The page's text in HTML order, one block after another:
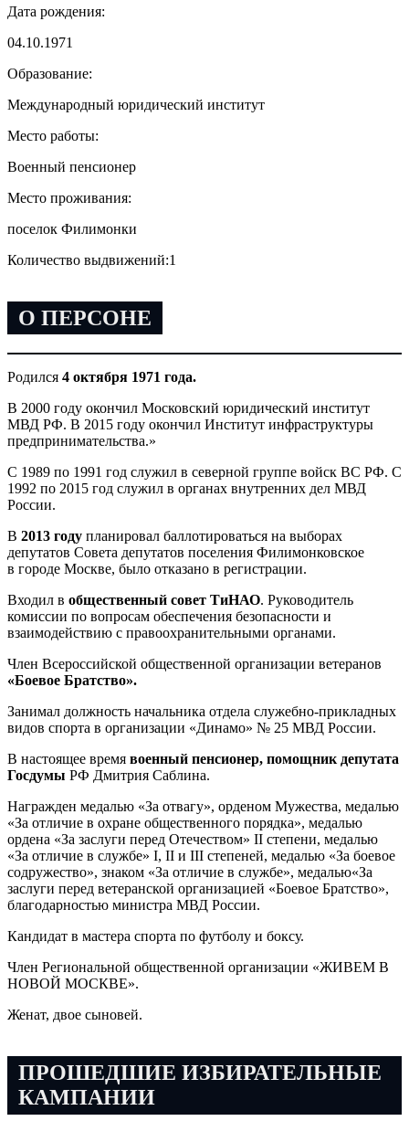
Дата рождения:
04.10.1971
Образование:
Международный юридический институт
Место работы:
Военный пенсионер
Место проживания:
поселок Филимонки
Количество выдвижений:1
О ПЕРСОНЕ
Родился 4 октября 1971 года.
В 2000 году окончил Московский юридический институт
МВД РФ. В 2015 году окончил Институт инфраструктуры
предпринимательства.»
С 1989 по 1991 год служил в северной группе войск ВС РФ. С
1992 по 2015 год служил в органах внутренних дел МВД
России.
В 2013 году планировал баллотироваться на выборах
депутатов Совета депутатов поселения Филимонковское
в городе Москве, было отказано в регистрации.
Входил в общественный совет ТиНАО. Руководитель
комиссии по вопросам обеспечения безопасности и
взаимодействию с правоохранительными органами.
Член Всероссийской общественной организации ветеранов
«Боевое Братство».
Занимал должность начальника отдела служебно-прикладных
видов спорта в организации «Динамо» № 25 МВД России.
В настоящее время военный пенсионер, помощник депутата
Госдумы РФ Дмитрия Саблина.
Награжден медалью «За отвагу», орденом Мужества, медалью
«За отличие в охране общественного порядка», медалью
ордена «За заслуги перед Отечеством» II степени, медалью
«За отличие в службе» I, II и III степеней, медалью «За боевое
содружество», знаком «За отличие в службе», медалью«За
заслуги перед ветеранской организацией «Боевое Братство»,
благодарностью министра МВД России.
Кандидат в мастера спорта по футболу и боксу.
Член Региональной общественной организации «ЖИВЕМ В
НОВОЙ МОСКВЕ».
Женат, двое сыновей.
ПРОШЕДШИЕ ИЗБИРАТЕЛЬНЫЕ
КАМПАНИИ